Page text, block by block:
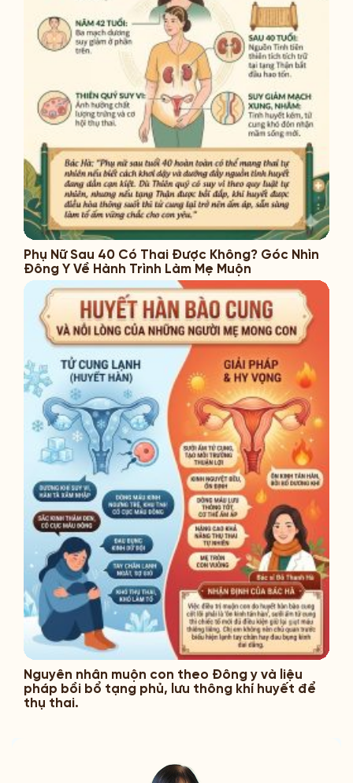
Phụ Nữ Sau 40 Có Thai Được Không? Góc Nhìn
Đông Y Về Hành Trình Làm Mẹ Muộn
Nguyên nhân muộn con theo Đông y và liệu
pháp bồi bổ tạng phủ, lưu thông khí huyết để
thụ thai.